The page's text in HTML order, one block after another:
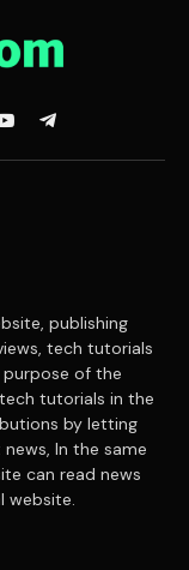
YouTubeTelegram
publishing
tech tutorials
purpose of the
tutorials in the
by letting
In the same
can read news
website.